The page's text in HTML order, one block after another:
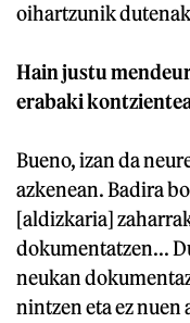
oihartzunik
Hain justu
erabaki
Bueno, izan da
azkenean. Badira
[aldizkaria]
dokumentatzen...
neukan
nintzen eta ez nuen